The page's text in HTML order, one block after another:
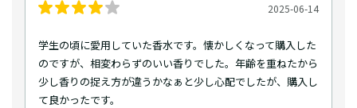
2025-06-14
学生の頃に愛用していた香水です。懐かしくなって購入した
のですが、相変わらずのいい香りでした。年齢を重ねたから
少し香りの捉え方が違うかなぁと少し心配でしたが、購入し
て良かったです。